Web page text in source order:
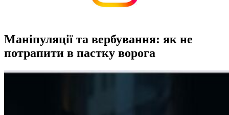
Маніпуляції та вербування: як не
потрапити в пастку ворога